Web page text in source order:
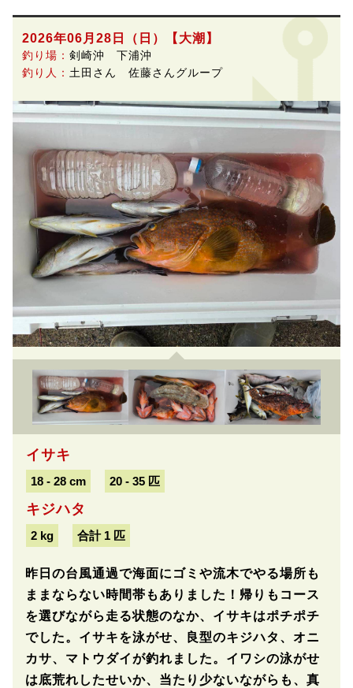
2026年06月28日（日） 【大潮】
釣り場： 剣崎沖 下浦沖
釣り人： 土田さん 佐藤さんグループ
イサキ
18 - 28 cm 20 - 35 匹
キジハタ
2 kg 合計 1 匹
昨日の台風通過で海面にゴミや流木でやる場所も
ままならない時間帯もありました！帰りもコース
を選びながら走る状態のなか、イサキはポチポチ
でした。イサキを泳がせ、良型のキジハタ、オニ
カサ、マトウダイが釣れました。イワシの泳がせ
は底荒れしたせいか、当たり少ないながらも、真